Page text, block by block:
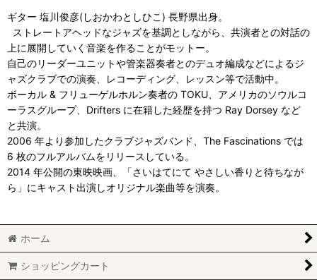
ギター 塩川俊彦(しおかわとしひこ) 長野県出身。
ストレートアヘッドなジャズを基調としながら、共演者との対話の
上に展開していく音楽を作ることがモットー。
自己のリーダーユニットや管楽器奏者とのデュオ編成などによるジ
ャズクラブでの演奏、レコーディング、レッスン等で活動中。
ボーカル & フリューゲルホルン奏者の TOKU、アメリカのソウルコ
ーラスグループ、Drifters に在籍した経歴を持つ Ray Dorsey など
と共演。
2006 年より参加したクラブジャズバンド、The Fascinations では
6 枚のフルアルバムをリリースしている。
2014 年公開の東映映画、「さいはてにて やさしい香りと待ちなが
ら」にキャスト出演しオリジナル楽曲等を演奏。
ホーム
ショッピングカート